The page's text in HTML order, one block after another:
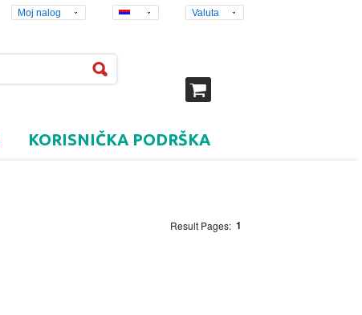
Moj nalog Valuta
KORISNIČKA PODRŠKA
Result Pages: 1